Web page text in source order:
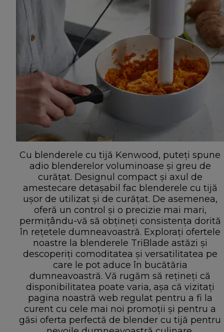
Cu blenderele cu tijă Kenwood, puteți spune
adio blenderelor voluminoase și greu de
curățat. Designul compact și axul de
amestecare detașabil fac blenderele cu tijă
ușor de utilizat și de curățat. De asemenea,
oferă un control și o precizie mai mari,
permițându-vă să obțineți consistența dorită
în rețetele dumneavoastră. Explorați ofertele
noastre la blenderele TriBlade astăzi și
descoperiți comoditatea și versatilitatea pe
care le pot aduce în bucătăria
dumneavoastră. Vă rugăm să rețineți că
disponibilitatea poate varia, așa că vizitați
pagina noastră web regulat pentru a fi la
curent cu cele mai noi promoții și pentru a
găsi oferta perfectă de blender cu tijă pentru